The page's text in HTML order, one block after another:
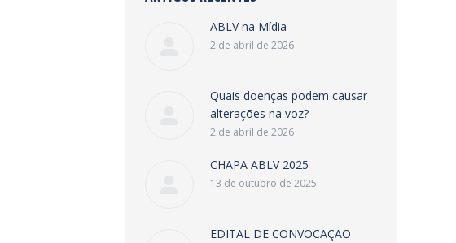
ABLV na Mídia
2 de abril de 2026
Quais doenças podem causar
alterações na voz?
2 de abril de 2026
CHAPA ABLV 2025
13 de outubro de 2025
EDITAL DE CONVOCAÇÃO